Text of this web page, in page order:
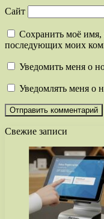
Сайт
Сохранить моё имя,
последующих моих
Уведомить меня о
Уведомлять меня о
Свежие записи